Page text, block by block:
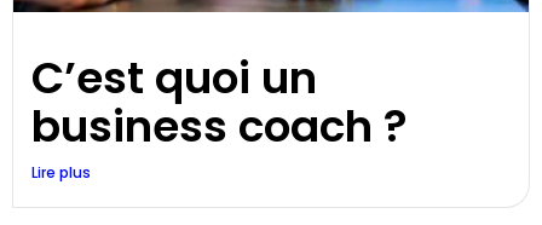
C’est quoi un
business coach ?
Lire plus